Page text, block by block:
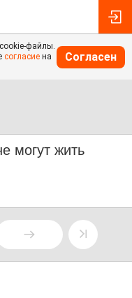
файлы.
согласие на
Согласен
могут жить